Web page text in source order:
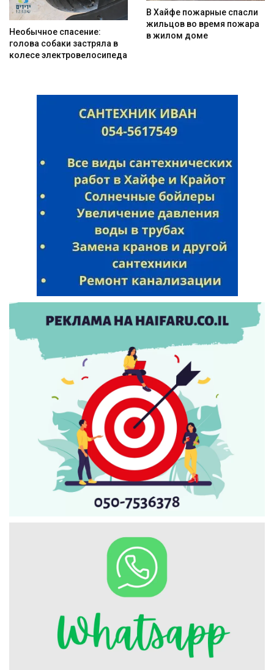
Необычное спасение:
голова собаки застряла в
колесе электровелосипеда
В Хайфе пожарные спасли
жильцов во время пожара
в жилом доме